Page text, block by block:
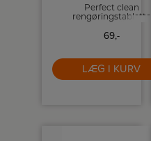
Perfect clean
rengøringstabletter
fuldautomatiske
69,-
LÆG I KURV